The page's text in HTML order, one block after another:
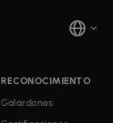
RECONOCIMIENTO
Galardones